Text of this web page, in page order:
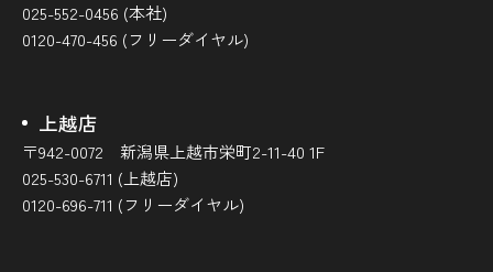
025-552-0456 (本社)
0120-470-456 (フリーダイヤル)
上越店
〒942-0072 新潟県上越市栄町2-11-40 1F
025-530-6711 (上越店)
0120-696-711 (フリーダイヤル)